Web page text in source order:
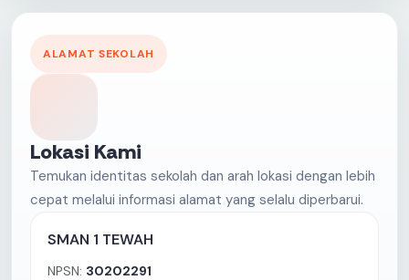
ALAMAT SEKOLAH
Lokasi Kami
Temukan identitas sekolah dan arah lokasi dengan lebih
cepat melalui informasi alamat yang selalu diperbarui.
SMAN 1 TEWAH
NPSN: 30202291